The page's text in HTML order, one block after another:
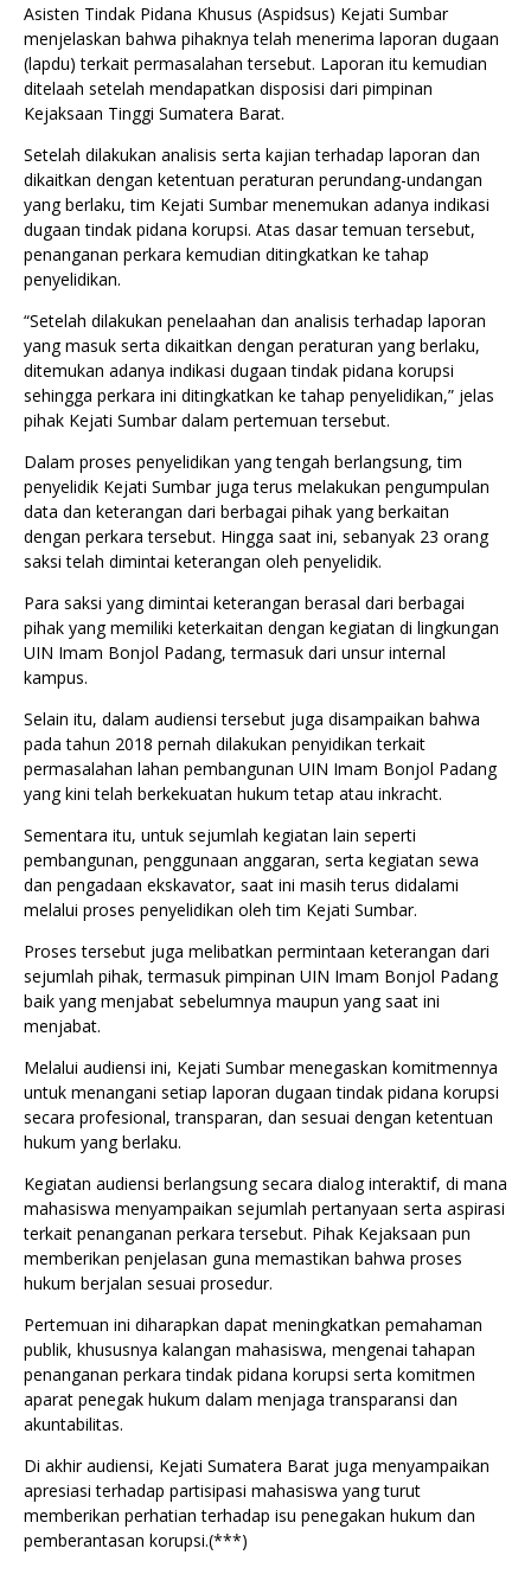
Asisten Tindak Pidana Khusus (Aspidsus) Kejati Sumbar
menjelaskan bahwa pihaknya telah menerima laporan dugaan
(lapdu) terkait permasalahan tersebut. Laporan itu kemudian
ditelaah setelah mendapatkan disposisi dari pimpinan
Kejaksaan Tinggi Sumatera Barat.
Setelah dilakukan analisis serta kajian terhadap laporan dan
dikaitkan dengan ketentuan peraturan perundang-undangan
yang berlaku, tim Kejati Sumbar menemukan adanya indikasi
dugaan tindak pidana korupsi. Atas dasar temuan tersebut,
penanganan perkara kemudian ditingkatkan ke tahap
penyelidikan.
“Setelah dilakukan penelaahan dan analisis terhadap laporan
yang masuk serta dikaitkan dengan peraturan yang berlaku,
ditemukan adanya indikasi dugaan tindak pidana korupsi
sehingga perkara ini ditingkatkan ke tahap penyelidikan,” jelas
pihak Kejati Sumbar dalam pertemuan tersebut.
Dalam proses penyelidikan yang tengah berlangsung, tim
penyelidik Kejati Sumbar juga terus melakukan pengumpulan
data dan keterangan dari berbagai pihak yang berkaitan
dengan perkara tersebut. Hingga saat ini, sebanyak 23 orang
saksi telah dimintai keterangan oleh penyelidik.
Para saksi yang dimintai keterangan berasal dari berbagai
pihak yang memiliki keterkaitan dengan kegiatan di lingkungan
UIN Imam Bonjol Padang, termasuk dari unsur internal
kampus.
Selain itu, dalam audiensi tersebut juga disampaikan bahwa
pada tahun 2018 pernah dilakukan penyidikan terkait
permasalahan lahan pembangunan UIN Imam Bonjol Padang
yang kini telah berkekuatan hukum tetap atau inkracht.
Sementara itu, untuk sejumlah kegiatan lain seperti
pembangunan, penggunaan anggaran, serta kegiatan sewa
dan pengadaan ekskavator, saat ini masih terus didalami
melalui proses penyelidikan oleh tim Kejati Sumbar.
Proses tersebut juga melibatkan permintaan keterangan dari
sejumlah pihak, termasuk pimpinan UIN Imam Bonjol Padang
baik yang menjabat sebelumnya maupun yang saat ini
menjabat.
Melalui audiensi ini, Kejati Sumbar menegaskan komitmennya
untuk menangani setiap laporan dugaan tindak pidana korupsi
secara profesional, transparan, dan sesuai dengan ketentuan
hukum yang berlaku.
Kegiatan audiensi berlangsung secara dialog interaktif, di mana
mahasiswa menyampaikan sejumlah pertanyaan serta aspirasi
terkait penanganan perkara tersebut. Pihak Kejaksaan pun
memberikan penjelasan guna memastikan bahwa proses
hukum berjalan sesuai prosedur.
Pertemuan ini diharapkan dapat meningkatkan pemahaman
publik, khususnya kalangan mahasiswa, mengenai tahapan
penanganan perkara tindak pidana korupsi serta komitmen
aparat penegak hukum dalam menjaga transparansi dan
akuntabilitas.
Di akhir audiensi, Kejati Sumatera Barat juga menyampaikan
apresiasi terhadap partisipasi mahasiswa yang turut
memberikan perhatian terhadap isu penegakan hukum dan
pemberantasan korupsi.(***)